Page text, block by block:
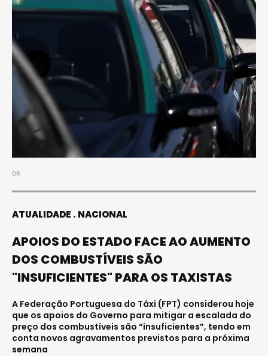
DR
ATUALIDADE NACIONAL
APOIOS DO ESTADO FACE AO AUMENTO
DOS COMBUSTÍVEIS SÃO
"INSUFICIENTES" PARA OS TAXISTAS
A Federação Portuguesa do Táxi (FPT) considerou hoje
que os apoios do Governo para mitigar a escalada do
preço dos combustíveis são “insuficientes”, tendo em
conta novos agravamentos previstos para a próxima
semana